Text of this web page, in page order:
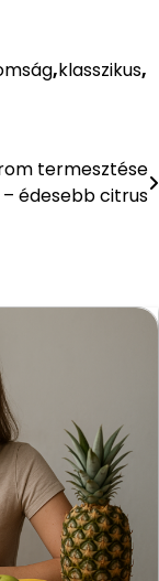
,klasszikus,
termesztése
– édesebb citrus